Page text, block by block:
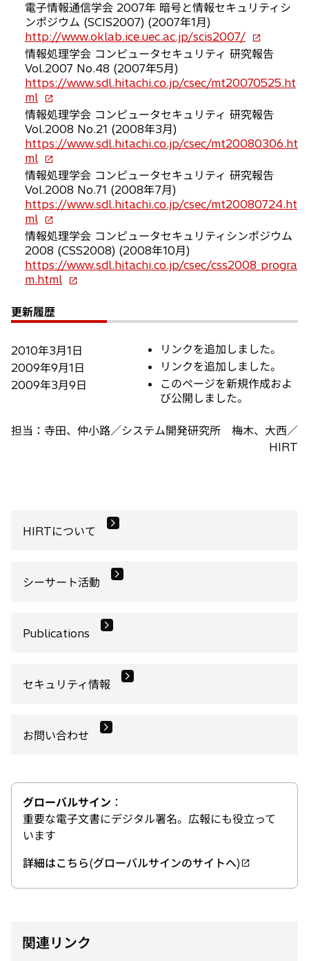
電子情報通信学会 2007年 暗号と情報セキュリティシ
ンポジウム (SCIS2007) (2007年1月)
http://www.oklab.ice.uec.ac.jp/scis2007/新
し
タ
で
開
く
情報処理学会 コンピュータセキュリティ 研究報告
Vol.2007 No.48 (2007年5月)
https://www.sdl.hitachi.co.jp/csec/mt20070525.ht
ml新
し
い
タ
ブ
で
開
く
情報処理学会 コンピュータセキュリティ 研究報告
Vol.2008 No.21 (2008年3月)
https://www.sdl.hitachi.co.jp/csec/mt20080306.ht
ml新
し
い
タ
ブ
で
開
く
情報処理学会 コンピュータセキュリティ 研究報告
Vol.2008 No.71 (2008年7月)
https://www.sdl.hitachi.co.jp/csec/mt20080724.ht
ml新
し
い
タ
ブ
開
く
情報処理学会 コンピュータセキュリティシンポジウム
2008 (CSS2008) (2008年10月)
https://www.sdl.hitachi.co.jp/csec/css2008_progra
m.html新
タ
で
開
く
更新履歴
2010年3月1日
リンクを追加しました。
2009年9月1日
リンクを追加しました。
2009年3月9日
このページを新規作成およ
び公開しました。
担当：寺田、仲小路／システム開発研究所 梅木、大西／
HIRT
HIRTについて
シーサート活動
Publications
セキュリティ情報
お問い合わせ
グローバルサイン ：
重要な電子文書にデジタル署名。広報にも役立って
います
詳細はこちら(グローバルサインのサイトへ)
新
し
ブ
で
関連リンク